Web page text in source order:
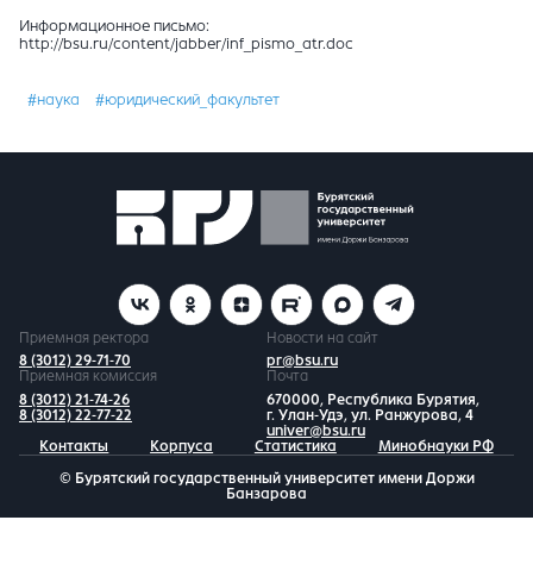
Информационное письмо:
http://bsu.ru/content/jabber/inf_pismo_atr.doc
#наука #юридический_факультет
Приемная ректора
8 (3012) 29-71-70
Новости на сайт
pr@bsu.ru
Приемная комиссия
8 (3012) 21-74-26
8 (3012) 22-77-22
Почта
670000, Республика Бурятия,
г. Улан-Удэ, ул. Ранжурова, 4
univer@bsu.ru
Контакты
Корпуса Статистика Минобнауки РФ
© Бурятский государственный университет имени Доржи
Банзарова